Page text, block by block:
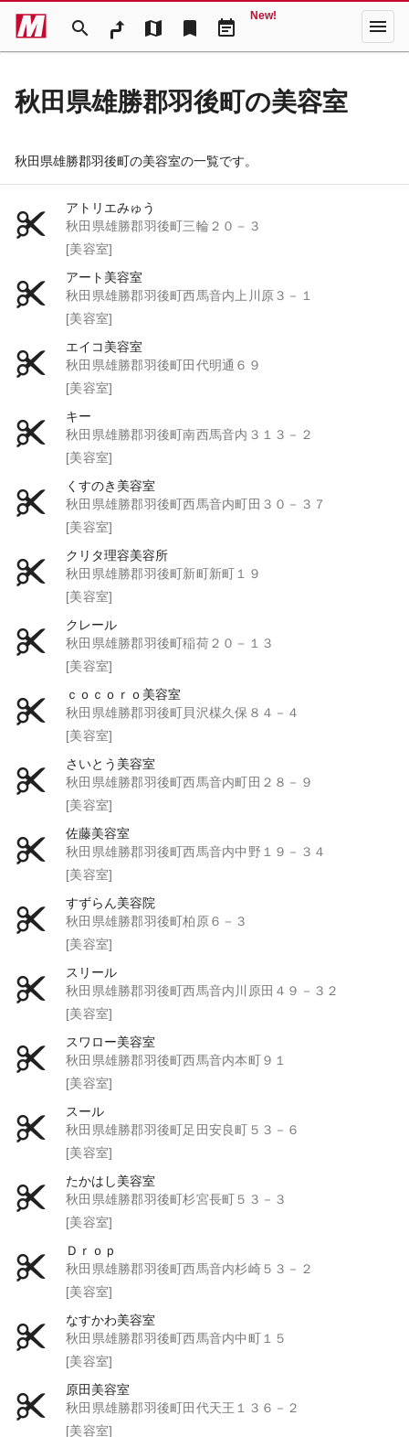
search map bookmark event_note
New! menu
秋田県雄勝郡羽後町の美容室
秋田県雄勝郡羽後町の美容室の一覧です。
アトリエみゅう
秋田県雄勝郡羽後町三輪２０－３
[美容室]
アート美容室
秋田県雄勝郡羽後町西馬音内上川原３－１
[美容室]
エイコ美容室
秋田県雄勝郡羽後町田代明通６９
[美容室]
キー
秋田県雄勝郡羽後町南西馬音内３１３－２
[美容室]
くすのき美容室
秋田県雄勝郡羽後町西馬音内町田３０－３７
[美容室]
クリタ理容美容所
秋田県雄勝郡羽後町新町新町１９
[美容室]
クレール
秋田県雄勝郡羽後町稲荷２０－１３
[美容室]
ｃｏｃｏｒｏ美容室
秋田県雄勝郡羽後町貝沢楳久保８４－４
[美容室]
さいとう美容室
秋田県雄勝郡羽後町西馬音内町田２８－９
[美容室]
佐藤美容室
秋田県雄勝郡羽後町西馬音内中野１９－３４
[美容室]
すずらん美容院
秋田県雄勝郡羽後町柏原６－３
[美容室]
スリール
秋田県雄勝郡羽後町西馬音内川原田４９－３２
[美容室]
スワロー美容室
秋田県雄勝郡羽後町西馬音内本町９１
[美容室]
スール
秋田県雄勝郡羽後町足田安良町５３－６
[美容室]
たかはし美容室
秋田県雄勝郡羽後町杉宮長町５３－３
[美容室]
Ｄｒｏｐ
秋田県雄勝郡羽後町西馬音内杉崎５３－２
[美容室]
なすかわ美容室
秋田県雄勝郡羽後町西馬音内中町１５
[美容室]
原田美容室
秋田県雄勝郡羽後町田代天王１３６－２
[美容室]